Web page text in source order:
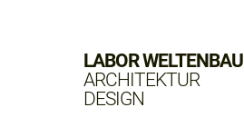
LABOR WELTENBAU
ARCHITEKTUR
DESIGN